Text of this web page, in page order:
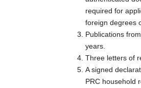
required for
foreign degrees
Publications
years.
Three letters of
A signed
PRC household